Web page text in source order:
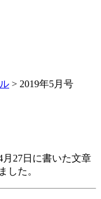
> 2019年5月号
27日に書いた文章
した。